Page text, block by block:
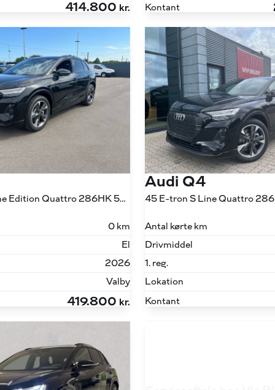
414.800 kr.
Kontant
45 E-tron S Line Edition Quattro 286HK 5d Aut.
0 km
El
2026
Valby
419.800 kr.
Audi Q4
45 E-tron S Line Quattro
Antal kørte km
Drivmiddel
1. reg.
Lokation
Kontant